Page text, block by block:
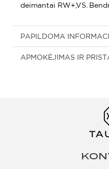
deimantai RW+,VS.
PAPILDOMA
APMOKĖJIMAS IR